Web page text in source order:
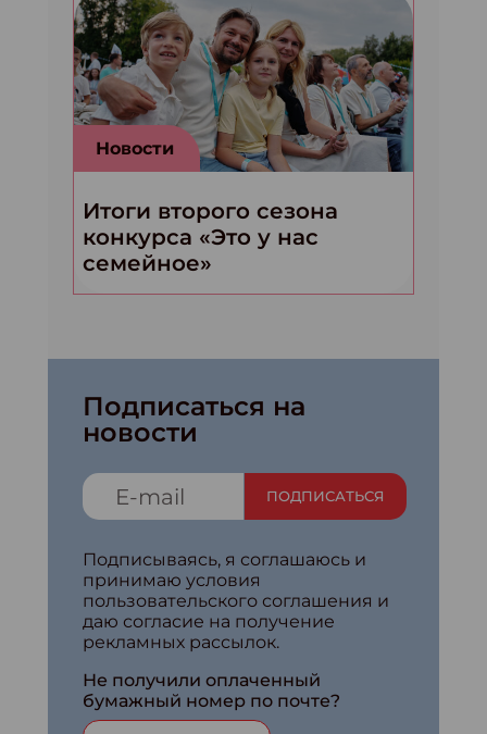
Новости
Итоги второго сезона
конкурса «Это у нас
семейное»
Подписаться на
новости
ПОДПИСАТЬСЯ
Подписываясь, я соглашаюсь и
принимаю условия
пользовательского соглашения и
даю согласие на получение
рекламных рассылок.
Не получили оплаченный
бумажный номер по почте?